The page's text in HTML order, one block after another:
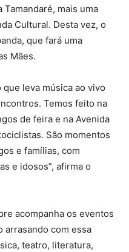
Tamandaré, mais uma
Cultural. Desta vez, o
que fará uma
Mães.
leva música ao vivo
Temos feito na
de feira e na Avenida
São momentos
e famílias, com
e idosos”, afirma o
acompanha os eventos
arrasando com essa
teatro, literatura,